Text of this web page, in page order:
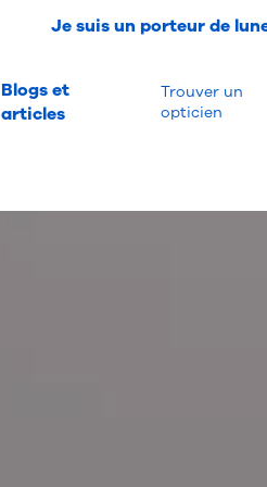
Je suis un porteur de
Blogs et
articles
Trouver un
opticien